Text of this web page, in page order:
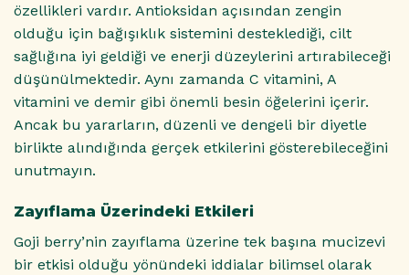
özellikleri vardır. Antioksidan açısından zengin
olduğu için bağışıklık sistemini desteklediği, cilt
sağlığına iyi geldiği ve enerji düzeylerini artırabileceği
düşünülmektedir. Aynı zamanda C vitamini, A
vitamini ve demir gibi önemli besin öğelerini içerir.
Ancak bu yararların, düzenli ve dengeli bir diyetle
birlikte alındığında gerçek etkilerini gösterebileceğini
unutmayın.
Zayıflama Üzerindeki Etkileri
Goji berry’nin zayıflama üzerine tek başına mucizevi
bir etkisi olduğu yönündeki iddialar bilimsel olarak